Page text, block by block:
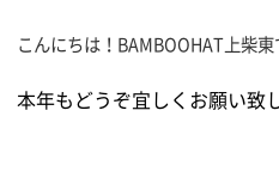
こんにちは！BAMBOOHAT上柴
本年もどうぞ宜しくお願い致